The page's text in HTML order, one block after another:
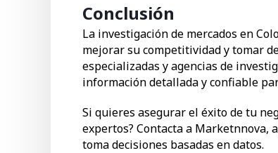
Conclusión
La investigación de mercados en
mejorar su competitividad y tomar
especializadas y agencias de
información detallada y confiable
Si quieres asegurar el éxito de tu
expertos? Contacta a Marketnnova,
toma decisiones basadas en datos.